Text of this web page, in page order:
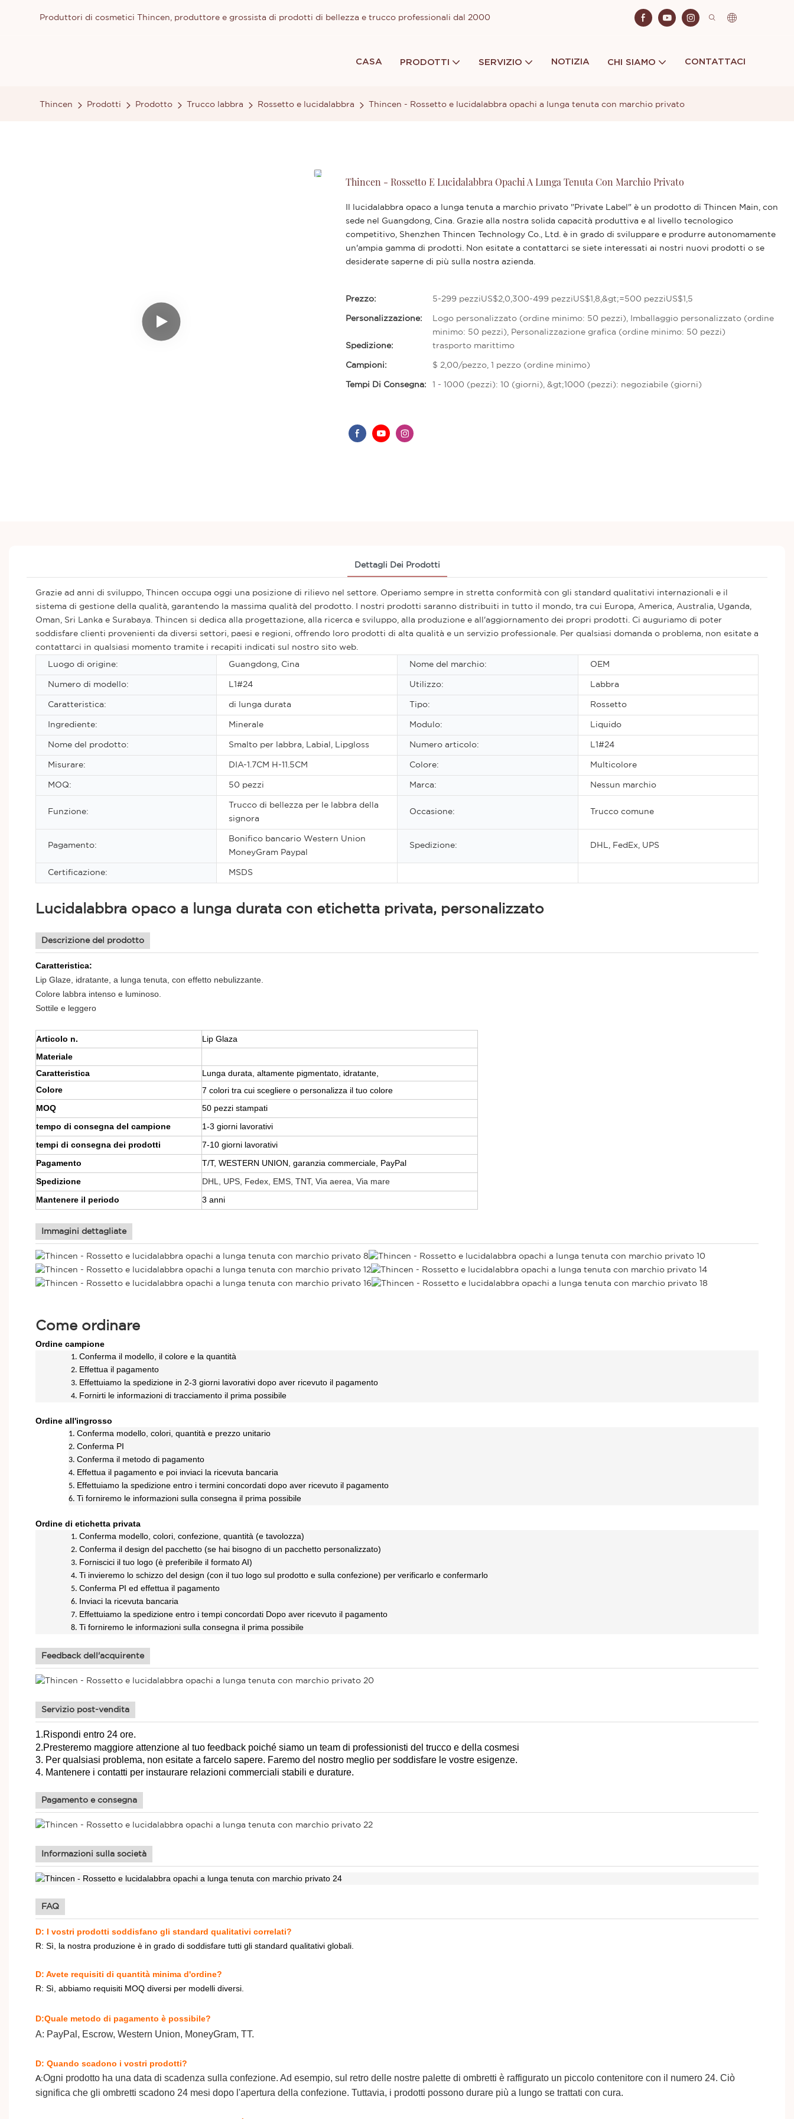
Produttori di cosmetici Thincen, produttore e grossista di prodotti di bellezza e trucco professionali dal 2000
CASA PRODOTTI SERVIZIO NOTIZIA CHI SIAMO CONTATTACI
Thincen Prodotti Prodotto Trucco labbra Rossetto e lucidalabbra Thincen - Rossetto e lucidalabbra opachi a lunga tenuta con marchio privato
Thincen - Rossetto E Lucidalabbra Opachi A Lunga Tenuta Con Marchio Privato
Il lucidalabbra opaco a lunga tenuta a marchio privato "Private Label" è un prodotto di Thincen Main, con
sede nel Guangdong, Cina. Grazie alla nostra solida capacità produttiva e al livello tecnologico
competitivo, Shenzhen Thincen Technology Co., Ltd. è in grado di sviluppare e produrre autonomamente
un'ampia gamma di prodotti. Non esitate a contattarci se siete interessati ai nostri nuovi prodotti o se
desiderate saperne di più sulla nostra azienda.
Prezzo: 5-299 pezziUS$2,0,300-499 pezziUS$1,8,&gt;=500 pezziUS$1,5
Personalizzazione:
Logo personalizzato (ordine minimo: 50 pezzi), Imballaggio personalizzato (ordine
minimo: 50 pezzi), Personalizzazione grafica (ordine minimo: 50 pezzi)
Spedizione:
trasporto marittimo
Campioni: $ 2,00/pezzo, 1 pezzo (ordine minimo)
Tempi Di Consegna: 1 - 1000 (pezzi): 10 (giorni), &gt;1000 (pezzi): negoziabile (giorni)
Dettagli Dei Prodotti
Grazie ad anni di sviluppo, Thincen occupa oggi una posizione di rilievo nel settore. Operiamo sempre in stretta conformità con gli standard qualitativi internazionali e il
sistema di gestione della qualità, garantendo la massima qualità del prodotto. I nostri prodotti saranno distribuiti in tutto il mondo, tra cui Europa, America, Australia, Uganda,
Oman, Sri Lanka e Surabaya. Thincen si dedica alla progettazione, alla ricerca e sviluppo, alla produzione e all'aggiornamento dei propri prodotti. Ci auguriamo di poter
soddisfare clienti provenienti da diversi settori, paesi e regioni, offrendo loro prodotti di alta qualità e un servizio professionale. Per qualsiasi domanda o problema, non esitate a
contattarci in qualsiasi momento tramite i recapiti indicati sul nostro sito web.
Luogo di origine: Guangdong, Cina Nome del marchio: OEM
Numero di modello: L1#24 Utilizzo: Labbra
Caratteristica: di lunga durata Tipo: Rossetto
Ingrediente: Minerale Modulo: Liquido
Nome del prodotto: Smalto per labbra, Labial, Lipgloss Numero articolo: L1#24
Misurare: DIA-1.7CM H-11.5CM Colore: Multicolore
MOQ: 50 pezzi Marca: Nessun marchio
Funzione:
Trucco di bellezza per le labbra della
signora
Occasione: Trucco comune
Pagamento:
Bonifico bancario Western Union
MoneyGram Paypal
Spedizione: DHL, FedEx, UPS
Certificazione: MSDS
Lucidalabbra opaco a lunga durata con etichetta privata, personalizzato
Descrizione del prodotto
Caratteristica:
Lip Glaze, idratante, a lunga tenuta, con effetto nebulizzante.
Colore labbra intenso e luminoso.
Sottile e leggero
Articolo n. Lip Glaza
Materiale
Caratteristica
Lunga durata, altamente pigmentato, idratante,
Colore
7 colori tra cui scegliere o personalizza il tuo colore
MOQ
50 pezzi stampati
tempo di consegna del campione
1-3 giorni lavorativi
tempi di consegna dei prodotti
7-10 giorni lavorativi
Pagamento
T/T, WESTERN UNION, garanzia commerciale, PayPal
Spedizione
DHL, UPS, Fedex, EMS, TNT, Via aerea, Via mare
Mantenere il periodo
3 anni
Immagini dettagliate
Come ordinare
Ordine campione
1. Conferma il modello, il colore e la quantità
2. Effettua il pagamento
3. Effettuiamo la spedizione in 2-3 giorni lavorativi dopo aver ricevuto il pagamento
4. Fornirti le informazioni di tracciamento il prima possibile
Ordine all'ingrosso
1. Conferma modello, colori, quantità e prezzo unitario
2. Conferma PI
3. Conferma il metodo di pagamento
4. Effettua il pagamento e poi inviaci la ricevuta bancaria
5. Effettuiamo la spedizione entro i termini concordati dopo aver ricevuto il pagamento
6. Ti forniremo le informazioni sulla consegna il prima possibile
Ordine di etichetta privata
1. Conferma modello, colori, confezione, quantità (e tavolozza)
2. Conferma il design del pacchetto (se hai bisogno di un pacchetto personalizzato)
3. Forniscici il tuo logo (è preferibile il formato AI)
4. Ti invieremo lo schizzo del design (con il tuo logo sul prodotto e sulla confezione) perverificarlo e confermarlo
5. Conferma PI ed effettua il pagamento
6. Inviaci la ricevuta bancaria
7. Effettuiamo la spedizione entro i tempi concordati Dopo aver ricevuto il pagamento
8. Ti forniremo le informazioni sulla consegna il prima possibile
Feedback dell'acquirente
Servizio post-vendita
1.Rispondi entro 24 ore.
2.Presteremo maggiore attenzione al tuo feedback poiché siamo un team di professionisti del trucco e della cosmesi
3. Per qualsiasi problema, non esitate a farcelo sapere. Faremo del nostro meglio per soddisfare le vostre esigenze.
4. Mantenere i contatti per instaurare relazioni commerciali stabili e durature.
Pagamento e consegna
Informazioni sulla società
FAQ
D: I vostri prodotti soddisfano gli standard qualitativi correlati?
R: Sì, la nostra produzione è in grado di soddisfare tutti gli standard qualitativi globali.
D: Avete requisiti di quantità minima d'ordine?
R: Sì, abbiamo requisiti MOQ diversi per modelli diversi.
D:Quale metodo di pagamento è possibile?
A: PayPal, Escrow, Western Union, MoneyGram, TT.
D: Quando scadono i vostri prodotti?
A:Ogni prodotto ha una data di scadenza sulla confezione. Ad esempio, sul retro delle nostre palette di ombretti è raffigurato un piccolo contenitore con il numero 24. Ciò
significa che gli ombretti scadono 24 mesi dopo l'apertura della confezione. Tuttavia, i prodotti possono durare più a lungo se trattati con cura.